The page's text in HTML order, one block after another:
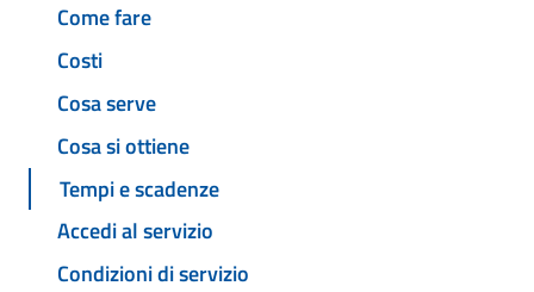
Come fare
Costi
Cosa serve
Cosa si ottiene
Tempi e scadenze
Accedi al servizio
Condizioni di servizio